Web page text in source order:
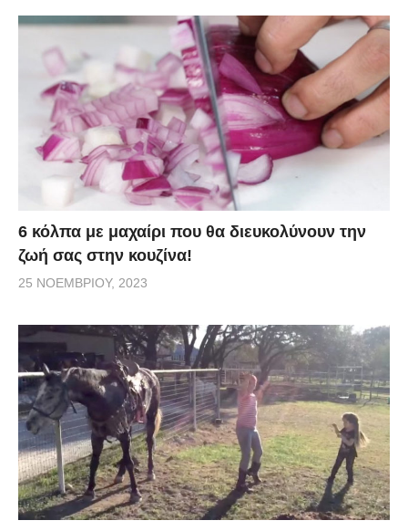
6 κόλπα με μαχαίρι που θα διευκολύνουν την
ζωή σας στην κουζίνα!
25 ΝΟΕΜΒΡΊΟΥ, 2023